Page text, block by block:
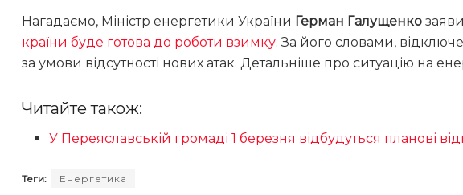
Нагадаємо, Міністр енергетики України Герман Галущенко
країни буде готова до роботи взимку. За його словами,
за умови відсутності нових атак. Детальніше про ситуацію на
Читайте також:
У Переяславській громаді 1 березня відбудуться планові
Теги: Енергетика